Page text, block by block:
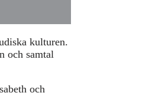
kulturen.
och samtal
och